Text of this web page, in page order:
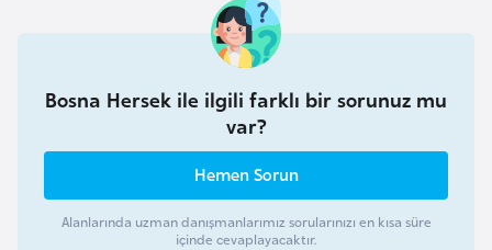
Bosna Hersek ile ilgili farklı bir sorunuz mu
var?
Hemen Sorun
Alanlarında uzman danışmanlarımız sorularınızı en kısa süre
içinde cevaplayacaktır.
B
k